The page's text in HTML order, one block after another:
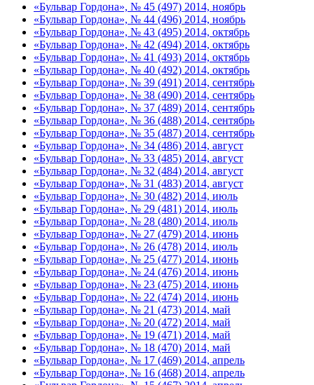
«Бульвар Гордона», № 45 (497) 2014, ноябрь
«Бульвар Гордона», № 44 (496) 2014, ноябрь
«Бульвар Гордона», № 43 (495) 2014, октябрь
«Бульвар Гордона», № 42 (494) 2014, октябрь
«Бульвар Гордона», № 41 (493) 2014, октябрь
«Бульвар Гордона», № 40 (492) 2014, октябрь
«Бульвар Гордона», № 39 (491) 2014, сентябрь
«Бульвар Гордона», № 38 (490) 2014, сентябрь
«Бульвар Гордона», № 37 (489) 2014, сентябрь
«Бульвар Гордона», № 36 (488) 2014, сентябрь
«Бульвар Гордона», № 35 (487) 2014, сентябрь
«Бульвар Гордона», № 34 (486) 2014, август
«Бульвар Гордона», № 33 (485) 2014, август
«Бульвар Гордона», № 32 (484) 2014, август
«Бульвар Гордона», № 31 (483) 2014, август
«Бульвар Гордона», № 30 (482) 2014, июль
«Бульвар Гордона», № 29 (481) 2014, июль
«Бульвар Гордона», № 28 (480) 2014, июль
«Бульвар Гордона», № 27 (479) 2014, июнь
«Бульвар Гордона», № 26 (478) 2014, июль
«Бульвар Гордона», № 25 (477) 2014, июнь
«Бульвар Гордона», № 24 (476) 2014, июнь
«Бульвар Гордона», № 23 (475) 2014, июнь
«Бульвар Гордона», № 22 (474) 2014, июнь
«Бульвар Гордона», № 21 (473) 2014, май
«Бульвар Гордона», № 20 (472) 2014, май
«Бульвар Гордона», № 19 (471) 2014, май
«Бульвар Гордона», № 18 (470) 2014, май
«Бульвар Гордона», № 17 (469) 2014, апрель
«Бульвар Гордона», № 16 (468) 2014, апрель